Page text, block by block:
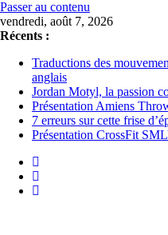
Passer au contenu
vendredi, août 7, 2026
Récents :
Traductions des
anglais
Jordan Motyl, la passion
Présentation Amiens
7 erreurs sur cette frise
Présentation CrossFit